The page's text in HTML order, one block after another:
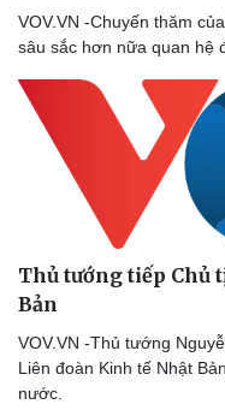
Bóng đá
Lịch thi đấu bóng đá
Thế giới thể thao
VOV.VN -Chuyến thăm
sâu sắc hơn nữa quan hệ
Thủ tướng tiếp Chủ
Bản
VOV.VN -Thủ tướng
Liên đoàn Kinh tế Nhật
nước.